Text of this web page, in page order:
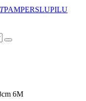
PAMPERSLUPILU
6M